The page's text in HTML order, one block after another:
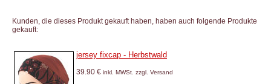
Kunden, die dieses Produkt gekauft haben, haben auch folgende Produkte
gekauft:
jersey fixcap - Herbstwald
39.90 € inkl. MWSt. zzgl. Versand